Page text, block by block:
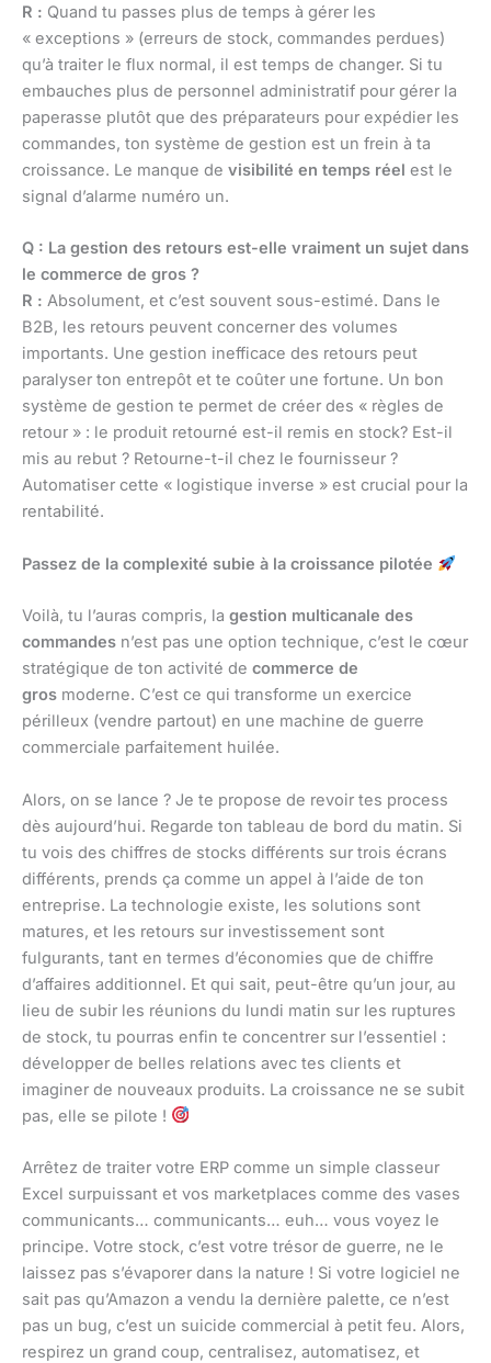
R : Quand tu passes plus de temps à gérer les
« exceptions » (erreurs de stock, commandes perdues)
qu’à traiter le flux normal, il est temps de changer. Si tu
embauches plus de personnel administratif pour gérer la
paperasse plutôt que des préparateurs pour expédier les
commandes, ton système de gestion est un frein à ta
croissance. Le manque de visibilité en temps réel est le
signal d’alarme numéro un.
Q : La gestion des retours est-elle vraiment un sujet dans
le commerce de gros ?
R : Absolument, et c’est souvent sous-estimé. Dans le
B2B, les retours peuvent concerner des volumes
importants. Une gestion inefficace des retours peut
paralyser ton entrepôt et te coûter une fortune. Un bon
système de gestion te permet de créer des « règles de
retour » : le produit retourné est-il remis en stock? Est-il
mis au rebut ? Retourne-t-il chez le fournisseur ?
Automatiser cette « logistique inverse » est crucial pour la
rentabilité.
Passez de la complexité subie à la croissance pilotée
Voilà, tu l’auras compris, la gestion multicanale des
commandes n’est pas une option technique, c’est le cœur
stratégique de ton activité de commerce de
gros moderne. C’est ce qui transforme un exercice
périlleux (vendre partout) en une machine de guerre
commerciale parfaitement huilée.
Alors, on se lance ? Je te propose de revoir tes process
dès aujourd’hui. Regarde ton tableau de bord du matin. Si
tu vois des chiffres de stocks différents sur trois écrans
différents, prends ça comme un appel à l’aide de ton
entreprise. La technologie existe, les solutions sont
matures, et les retours sur investissement sont
fulgurants, tant en termes d’économies que de chiffre
d’affaires additionnel. Et qui sait, peut-être qu’un jour, au
lieu de subir les réunions du lundi matin sur les ruptures
de stock, tu pourras enfin te concentrer sur l’essentiel :
développer de belles relations avec tes clients et
imaginer de nouveaux produits. La croissance ne se subit
pas, elle se pilote !
Arrêtez de traiter votre ERP comme un simple classeur
Excel surpuissant et vos marketplaces comme des vases
communicants… communicants… euh… vous voyez le
principe. Votre stock, c’est votre trésor de guerre, ne le
laissez pas s’évaporer dans la nature ! Si votre logiciel ne
sait pas qu’Amazon a vendu la dernière palette, ce n’est
pas un bug, c’est un suicide commercial à petit feu. Alors,
respirez un grand coup, centralisez, automatisez, et